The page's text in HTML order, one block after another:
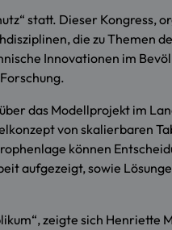
statt. Dieser Kongress,
die zu Themen
Innovationen im
das Modellprojekt im
von skalierbaren
können
aufgezeigt, sowie
zeigte sich Henriette